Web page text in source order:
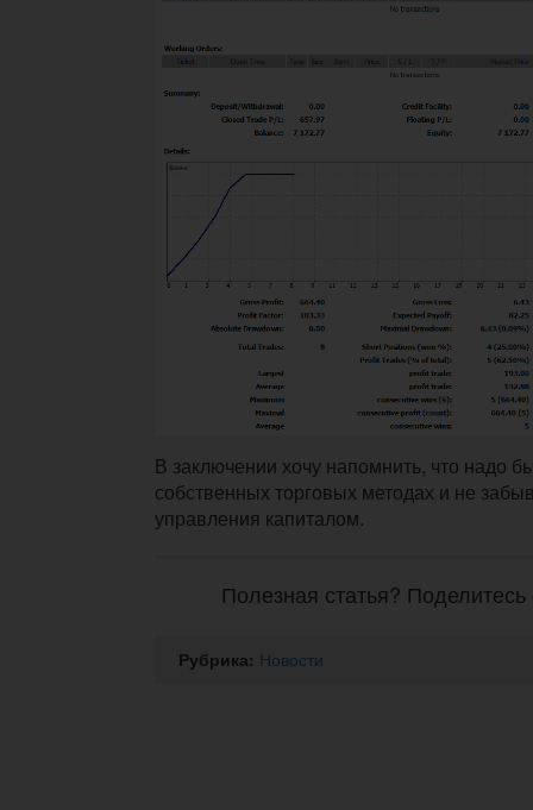
В заключении хочу напомнить, что надо
собственных торговых методах и не
управления капиталом.
Полезная статья?
Рубрика: Новости